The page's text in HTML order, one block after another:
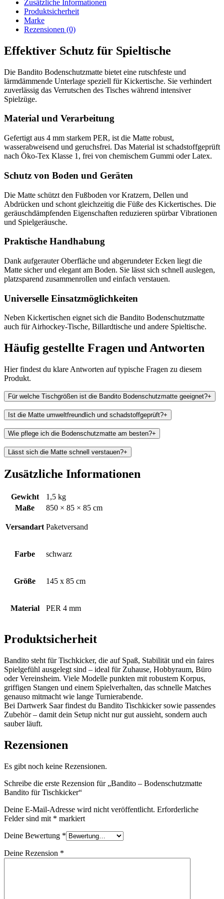
Zusätzliche Informationen
Produktsicherheit
Marke
Rezensionen (0)
Effektiver Schutz für Spieltische
Die Bandito Bodenschutzmatte bietet eine rutschfeste und
lärmdämmende Unterlage speziell für Kickertische. Sie verhindert
zuverlässig das Verrutschen des Tisches während intensiver
Spielzüge.
Material und Verarbeitung
Gefertigt aus 4 mm starkem PER, ist die Matte robust,
wasserabweisend und geruchsfrei. Das Material ist schadstoffgeprüft
nach Öko-Tex Klasse 1, frei von chemischem Gummi oder Latex.
Schutz von Boden und Geräten
Die Matte schützt den Fußboden vor Kratzern, Dellen und
Abdrücken und schont gleichzeitig die Füße des Kickertisches. Die
geräuschdämpfenden Eigenschaften reduzieren spürbar Vibrationen
und Spielgeräusche.
Praktische Handhabung
Dank aufgerauter Oberfläche und abgerundeter Ecken liegt die
Matte sicher und elegant am Boden. Sie lässt sich schnell auslegen,
platzsparend zusammenrollen und einfach verstauen.
Universelle Einsatzmöglichkeiten
Neben Kickertischen eignet sich die Bandito Bodenschutzmatte
auch für Airhockey-Tische, Billardtische und andere Spieltische.
Häufig gestellte Fragen undAntworten
Hier findest du klare Antworten auf typische Fragen zu diesem
Produkt.
Für welche Tischgrößen ist die Bandito Bodenschutzmatte geeignet?+
Ist die Matte umweltfreundlich und schadstoffgeprüft?+
Wie pflege ich die Bodenschutzmatte am besten?+
Lässt sich die Matte schnell verstauen?+
Zusätzliche Informationen
Gewicht
1,5 kg
Maße
850 × 85 × 85 cm
Versandart Paketversand
Farbe schwarz
Größe 145 x 85 cm
Material PER 4 mm
Produktsicherheit
Bandito steht für Tischkicker, die auf Spaß, Stabilität und ein faires
Spielgefühl ausgelegt sind – ideal für Zuhause, Hobbyraum, Büro
oder Vereinsheim. Viele Modelle punkten mit robustem Korpus,
griffigen Stangen und einem Spielverhalten, das schnelle Matches
genauso mitmacht wie lange Turnierabende.
Bei Dartwerk Saar findest du Bandito Tischkicker sowie passendes
Zubehör – damit dein Setup nicht nur gut aussieht, sondern auch
sauber läuft.
Rezensionen
Es gibt noch keine Rezensionen.
Schreibe die erste Rezension für „Bandito – Bodenschutzmatte
Bandito für Tischkicker“
Deine E-Mail-Adresse wird nicht veröffentlicht. Erforderliche
Felder sind mit * markiert
Deine Bewertung *
Deine Rezension *